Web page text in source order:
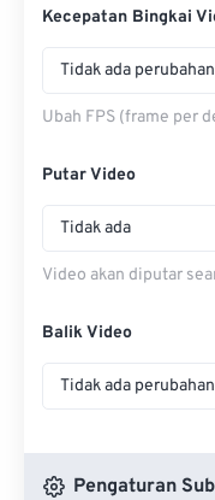
Kecepatan Bingkai
Tidak ada perubahan
Ubah FPS (frame per
Putar Video
Tidak ada
Video akan diputar
Balik Video
Tidak ada perubahan
Pengaturan